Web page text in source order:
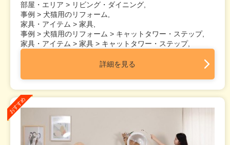
部屋・エリア > リビング・ダイニング,
事例 > 犬猫用のリフォーム,
家具・アイテム > 家具,
事例 > 犬猫用のリフォーム > キャットタワー・ステップ,
家具・アイテム > 家具 > キャットタワー・ステップ,
詳細を見る